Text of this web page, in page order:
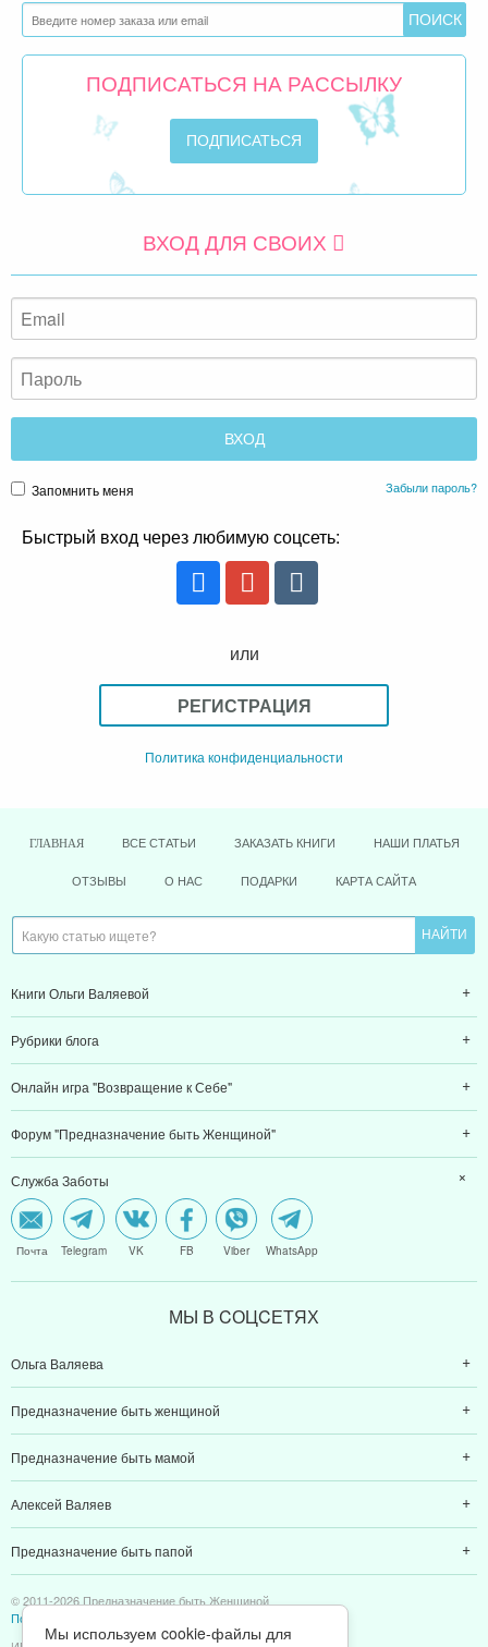
ПОДПИСАТЬСЯ НА РАССЫЛКУ
ВХОД ДЛЯ СВОИХ
Запомнить меня Забыли пароль?
Быстрый вход через любимую соцсеть:
или
РЕГИСТРАЦИЯ
Политика конфиденциальности
ГЛАВНАЯ ВСЕ СТАТЬИ ЗАКАЗАТЬ КНИГИ НАШИ ПЛАТЬЯ
ОТЗЫВЫ О НАС ПОДАРКИ КАРТА САЙТА
Книги Ольги Валяевой
Рубрики блога
Онлайн игра "Возвращение к Себе"
Форум "Предназначение быть Женщиной"
Служба Заботы
Почта Telegram VK FB Viber WhatsApp
МЫ В CОЦCЕТЯХ
Ольга Валяева
Предназначение быть женщиной
Предназначение быть мамой
Алексей Валяев
Предназначение быть папой
© 2011-2026 Предназначение быть Женщиной
Политика конфиденциальности
Мы используем cookie-файлы для